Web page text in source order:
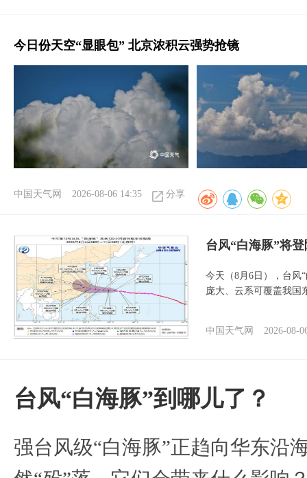
今日份天空“显眼包” 北京浓积云强势抢镜
中国天气网 2026-08-06 14:35 分享
台风“白海豚”将
今天（8月6日），台风
庞大、云系可覆盖我国
中国天气网 2026-08-
台风“白海豚”到哪儿了？
强台风级“白海豚”正趋向华东沿